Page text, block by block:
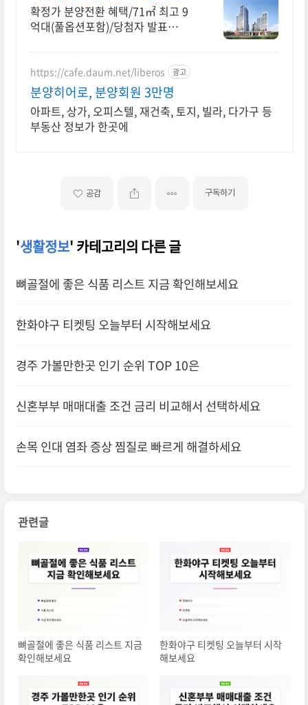
니
확정가 분양전환 혜택/71㎡ 최고 9
억대(풀옵션포함)/당첨자 발표
https://cafe.daum.net/liberos 광고
분양히어로, 분양회원 3만명
아파트, 상가, 오피스텔, 재건축, 토지, 빌라, 다가구 등
부동산 정보가 한곳에
공감 구독하기
'생활정보' 카테고리의 다른 글
뼈골절에 좋은 식품 리스트 지금 확인해보세요
한화야구 티켓팅 오늘부터 시작해보세요
경주 가볼만한곳 인기 순위 TOP 10은
신혼부부 매매대출 조건 금리 비교해서 선택하세요
손목 인대 염좌 증상 찜질로 빠르게 해결하세요
관련글
뼈골절에 좋은 식품 리스트 지금
확인해보세요
한화야구 티켓팅 오늘부터 시작
해보세요